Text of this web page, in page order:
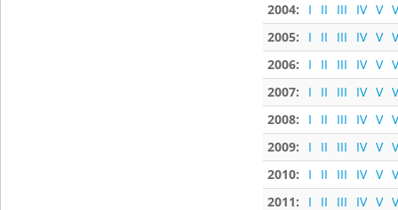
2004:
I II III IV V
2005:
I II III IV V
2006:
I II III IV V
2007:
I II III IV V
2008:
I II III IV V
2009:
I II III IV V
2010:
I II III IV V
2011:
I II III IV V